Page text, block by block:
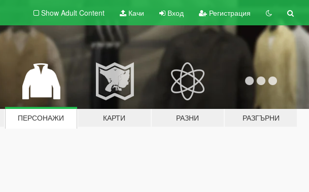
Show Adult Content Качи Вход Регистрация
ПЕРСОНАЖИ КАРТИ РАЗНИ РАЗГЪРНИ